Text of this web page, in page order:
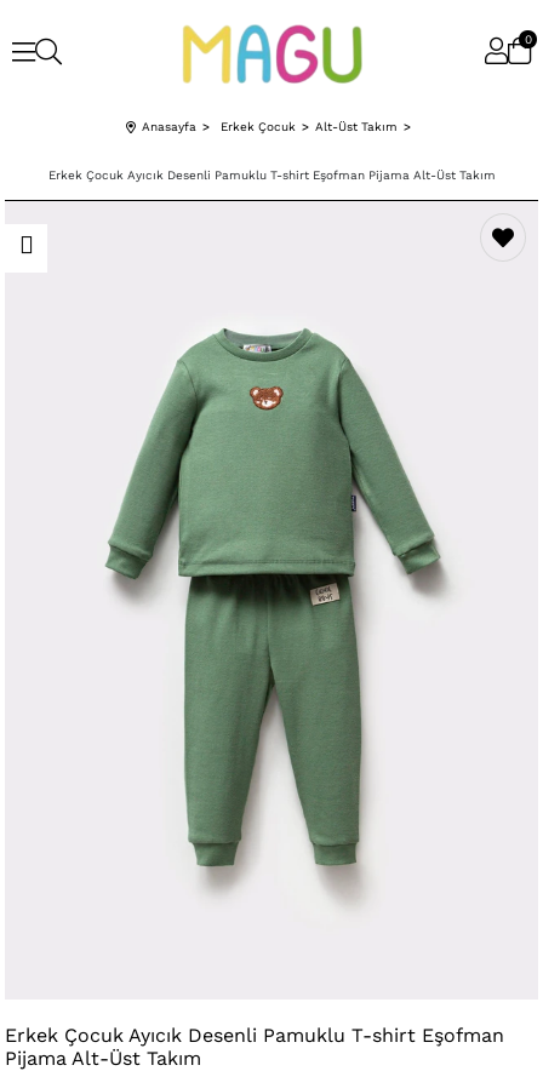
0
Anasayfa Erkek Çocuk Alt-Üst Takım
Erkek Çocuk Ayıcık Desenli Pamuklu T-shirt Eşofman Pijama Alt-Üst Takım
Erkek Çocuk Ayıcık Desenli Pamuklu T-shirt Eşofman
Pijama Alt-Üst Takım